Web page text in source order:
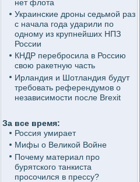
нет флота
Украинские дроны седьмой раз
с начала года ударили по
одному из крупнейших НПЗ
России
КНДР перебросила в Россию
свою ракетную часть
Ирландия и Шотландия будут
требовать референдумов о
независимости после Brexit
За все время:
Россия умирает
Мифы о Великой Войне
Почему материал про
бурятского танкиста
просочился в прессу?